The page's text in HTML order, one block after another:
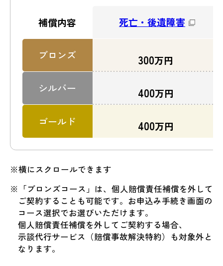
補償内容
手術保険金
補償内容
通院保険金
を弁護士に依頼した。
補償内容はこちら
補償内容
ブロンズ
シルバー
ゴールド
死亡・後遺障害
300万円
400万円
400万円
※横にスクロールできます
※「ブロンズコース」は、個人賠償責任補償を外して
ご契約することも可能です。お申込み手続き画面の
コース選択でお選びいただけます。
個人賠償責任補償を外してご契約する場合、
示談代行サービス（賠償事故解決特約）も対象外と
なります。